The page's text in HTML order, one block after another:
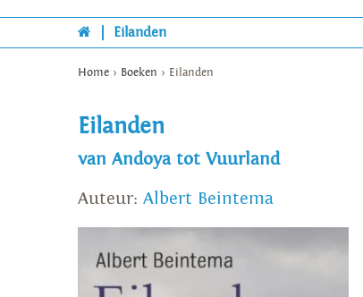
Eilanden
Home > Boeken > Eilanden
Eilanden
van Andoya tot Vuurland
Auteur: Albert Beintema